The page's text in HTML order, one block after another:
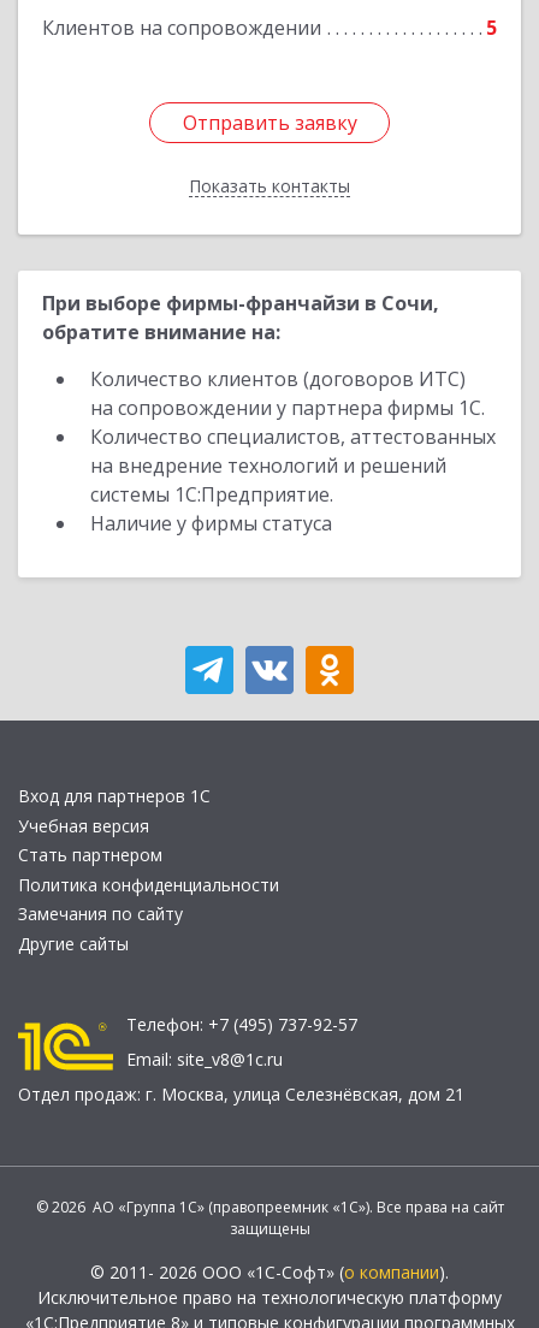
Клиентов на сопровождении 5
Отправить заявку
Показать контакты
Подробнее
Отправить заявку
Назад
При выборе фирмы-франчайзи в Сочи,
обратите внимание на:
Количество клиентов (договоров ИТС)
на сопровождении у партнера фирмы 1С.
Количество специалистов, аттестованных
на внедрение технологий и решений
системы 1С:Предприятие.
Наличие у фирмы статуса
Вход для партнеров 1С
Учебная версия
Стать партнером
Политика конфиденциальности
Замечания по сайту
Другие сайты
Телефон: +7 (495) 737-92-57
Email: site_v8@1c.ru
Отдел продаж: г. Москва, улица Селезнёвская, дом 21
© 2026 АО «Группа 1С» (правопреемник «1С»). Все права на сайт
защищены
© 2011- 2026 ООО «1С-Софт» (о компании).
Исключительное право на технологическую платформу
«1С:Предприятие 8» и типовые конфигурации программных